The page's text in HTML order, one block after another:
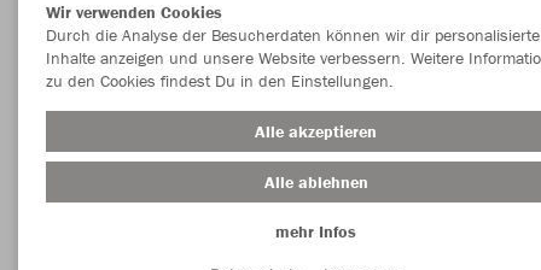
Wir verwenden Cookies
Durch die Analyse der Besucherdaten können wir dir personalisierte
Inhalte anzeigen und unsere Website verbessern. Weitere
zu den Cookies findest Du in den Einstellungen.
Alle akzeptieren
Alle ablehnen
mehr Infos